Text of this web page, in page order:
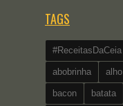
TAGS
#ReceitasDaCeia
abobrinha alho
bacon batata